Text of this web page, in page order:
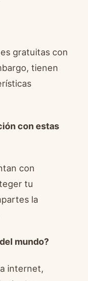
gratuitas con
tienen
con estas
con
tu
la
mundo?
internet,